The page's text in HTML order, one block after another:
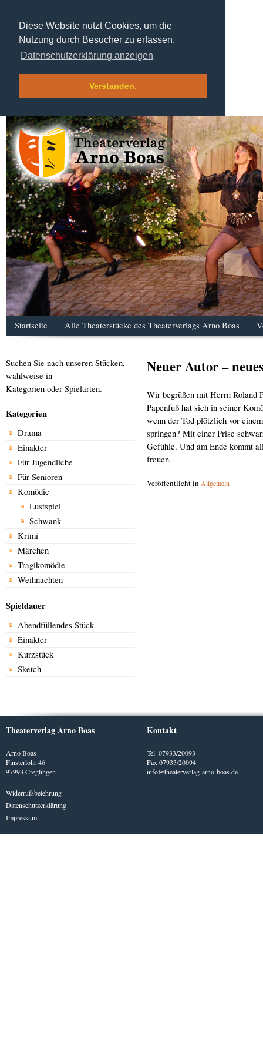
Diese Website nutzt Cookies, um die
Nutzung durch Besucher zu erfassen.
Datenschutzerklärung anzeigen
Verstanden.
Startseite Alle Theaterstücke des Theaterverlags Arno Boas
Suchen Sie nach unseren Stücken,
wahlweise in
Kategorien oder Spielarten.
Kategorien
Drama
Einakter
Für Jugendliche
Für Senioren
Komödie
Lustspiel
Schwank
Krimi
Märchen
Tragikomödie
Weihnachten
Spieldauer
Abendfüllendes Stück
Einakter
Kurzstück
Sketch
Neuer Autor –
Wir begrüßen mit Herrn Roland
Papenfuß hat sich in seiner
wenn der Tod plötzlich vor
springen? Mit einer Prise
Gefühle. Und am Ende kommt
freuen.
Veröffentlicht in Allgemein
Theaterverlag Arno Boas
Arno Boas
Finsterlohr 46
97993 Creglingen
Widerrufsbelehrung
Datenschutzerklärung
Impressum
Kontakt
Tel. 07933/20093
Fax 07933/20094
info@theaterverlag-arno-boas.de